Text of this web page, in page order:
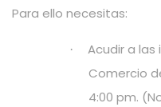
Para ello necesitas:
·
Acudir a
Comercio
4:00 pm.